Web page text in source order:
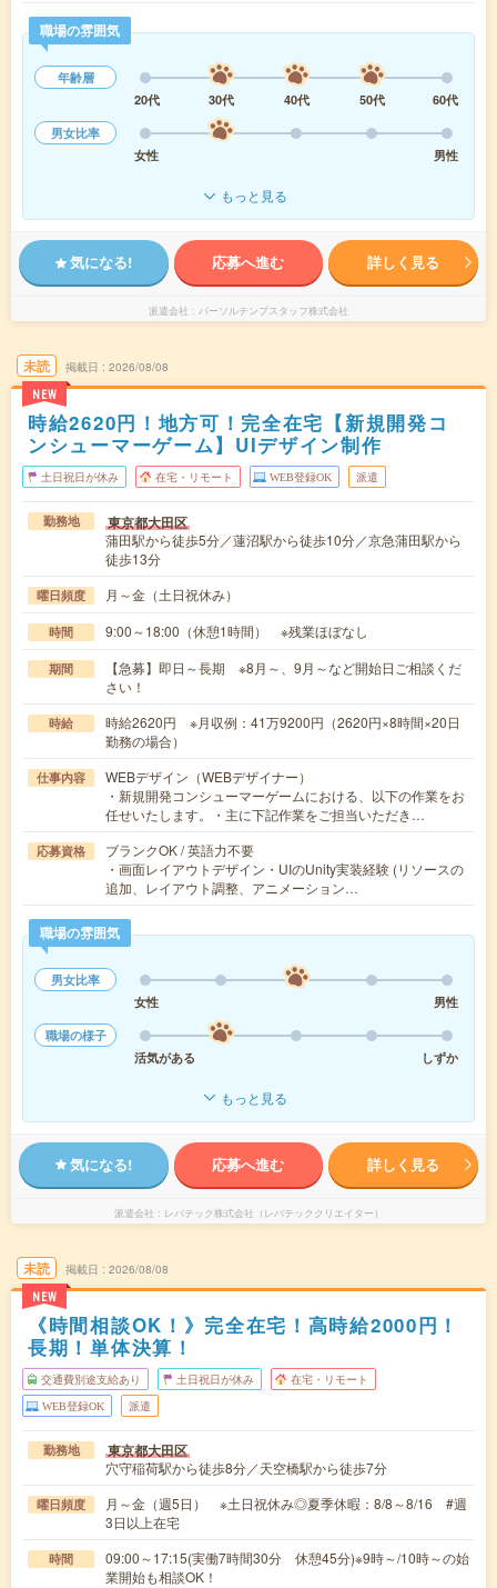
職場の雰囲気
年齢層
20代
30代 40代 50代
60代
男女比率
女性
男性
もっと見る
気になる! 応募へ進む 詳しく見る
派遣会社 パーソルテンプスタッフ株式会社
未読
NEW
掲載日 2026/08/08
時給2620円！地方可！完全在宅【新規開発コ
ンシューマーゲーム】UIデザイン制作
土日祝日が休み 在宅・リモート WEB登録OK 派遣
勤務地 東京都大田区
蒲田駅から徒歩5分／蓮沼駅から徒歩10分／京急蒲田駅から
徒歩13分
曜日頻度 月～金（土日祝休み）
時間 9:00～18:00（休憩1時間） ※残業ほぼなし
期間
【急募】即日～長期 ※8月～、9月～など開始日ご相談くだ
さい！
時給
時給2620円 ※月収例：41万9200円（2620円×8時間×20日
勤務の場合）
仕事内容
WEBデザイン（WEBデザイナー）
・新規開発コンシューマーゲームにおける、以下の作業をお
任せいたします。・主に下記作業をご担当いただき…
応募資格
ブランクOK / 英語力不要
・画面レイアウトデザイン・UIのUnity実装経験 (リソースの
追加、レイアウト調整、アニメーション…
職場の雰囲気
男女比率
女性
男性
職場の様子
活気がある
しずか
もっと見る
気になる! 応募へ進む 詳しく見る
派遣会社 レバテック株式会社（レバテッククリエイター）
未読
NEW
掲載日 2026/08/08
《時間相談OK！》完全在宅！高時給2000円！
長期！単体決算！
交通費別途支給あり 土日祝日が休み 在宅・リモート
WEB登録OK 派遣
勤務地 東京都大田区
穴守稲荷駅から徒歩8分／天空橋駅から徒歩7分
曜日頻度
月～金（週5日） ※土日祝休み◎夏季休暇：8/8～8/16 #週
3日以上在宅
時間
09:00～17:15(実働7時間30分 休憩45分)※9時～/10時～の始
業開始も相談OK！